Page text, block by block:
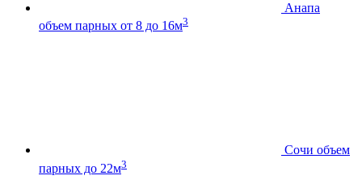
Анапа
объем парных от 8 до 16м3
Сочи объем
парных до 22м3